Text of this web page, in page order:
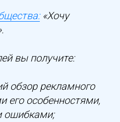
«Хочу
вы получите:
обзор рекламного
его особенностями,
ошибками;